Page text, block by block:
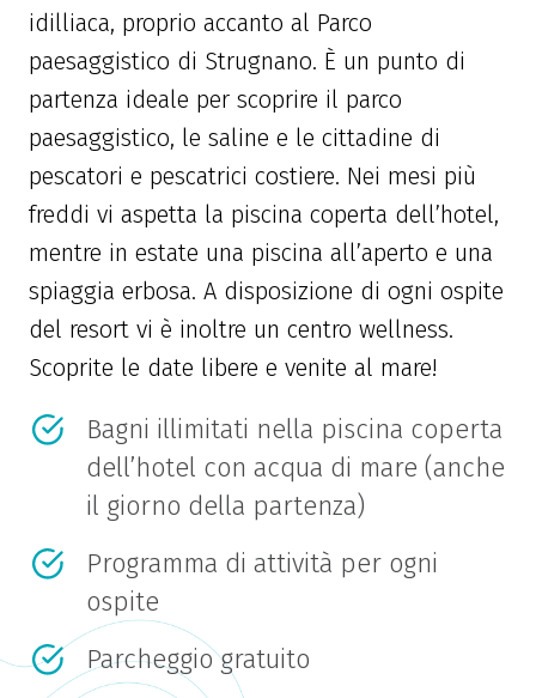
idilliaca, proprio accanto al Parco
paesaggistico di Strugnano. È un punto di
partenza ideale per scoprire il parco
paesaggistico, le saline e le cittadine di
pescatori e pescatrici costiere. Nei mesi più
freddi vi aspetta la piscina coperta dell’hotel,
mentre in estate una piscina all’aperto e una
spiaggia erbosa. A disposizione di ogni ospite
del resort vi è inoltre un centro wellness.
Scoprite le date libere e venite al mare!
Bagni illimitati nella piscina coperta
dell’hotel con acqua di mare (anche
il giorno della partenza)
Programma di attività per ogni
ospite
Parcheggio gratuito